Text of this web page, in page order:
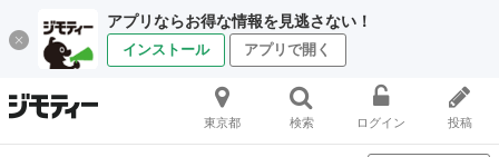
アプリならお得な情報を見逃さない！
インストール アプリで開く
東京都 検索 ログイン 投稿